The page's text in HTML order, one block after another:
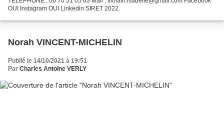
OUI Instagram OUI Linkedin SIRET 2022
Norah VINCENT-MICHELIN
Publié le 14/10/2021 à 19:51
Par Charles Antoine VERLY